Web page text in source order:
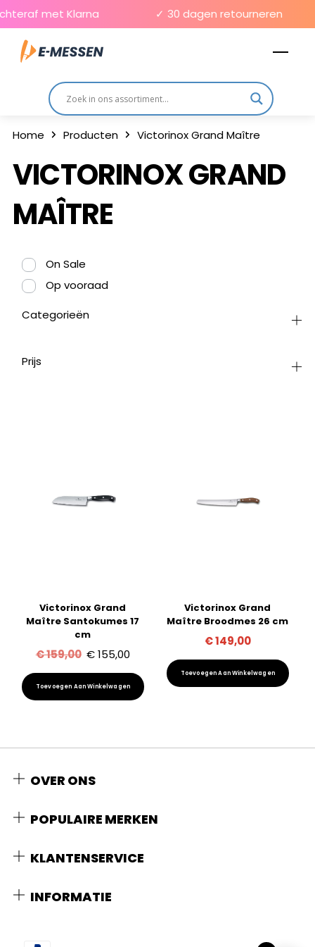
Skip
to
content
met Klarna ✓ 30 dagen retourneren
Home Producten Victorinox Grand Maître
VICTORINOX GRAND
MAÎTRE
On Sale
Op vooraad
Categorieën
Prijs
Victorinox Grand
Maître Santokumes 17
cm
€159,00 Oorspronkelijke
prijs
€155,00
prijs
is:
Toevoegen Aan Winkelwagen
Victorinox Grand
Maître Broodmes 26 cm
€149,00
Toevoegen Aan Winkelwagen
OVER ONS
POPULAIRE MERKEN
KLANTENSERVICE
INFORMATIE